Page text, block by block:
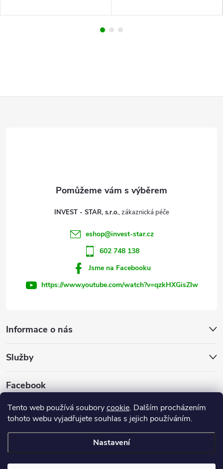
Tento web používá souborycookie. Dalším procházením
tohoto webu vyjadřujete souhlas s jejich používáním.
Nastavení
Informace o nás
Služby
Facebook
INVEST - STAR, s.r.o.
eshop@invest-star.cz
602 748 138
Jsme na Facebooku
https://www.youtube.com/watch?v=qzkHXGisZIw
Copyright 2026INVEST - STAR, s.r.o.. Všechna práva vyhrazena.